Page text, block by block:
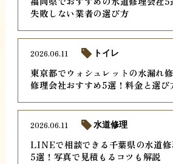
失敗しない業者の選び方
東京都でウォシュレットの水漏れ
修理会社おすすめ5選！料金と選び
2026.06.11 トイレ
LINEで相談できる千葉県の水道修
5選！写真で見積もるコツも解説
2026.06.11 水道修理